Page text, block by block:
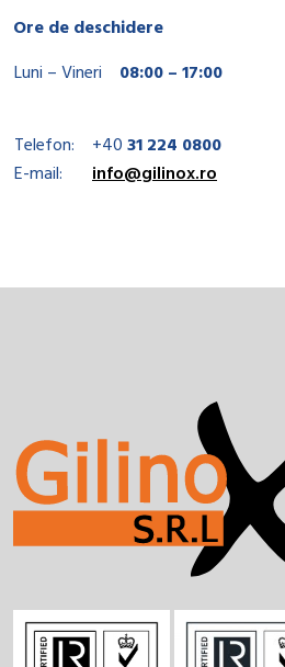
Ore de deschidere
Luni – Vineri
08:00 – 17:00
Telefon: +4031 224 0800
E-mail:
info@gilinox.ro